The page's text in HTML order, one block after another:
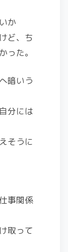
か
ど、ち
った。
暗いう
分には
そうに
事関係
取って